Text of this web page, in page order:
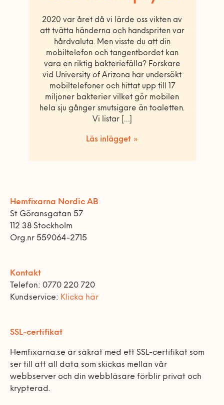
2020 var året då vi lärde oss vikten av
att tvätta händerna och handspriten var
hårdvaluta. Men visste du att din
mobiltelefon och tangentbordet kan
vara en riktig bakteriefälla? Forskare
vid University of Arizona har undersökt
mobiltelefoner och hittat upp till 17
miljoner bakterier vilket gör mobilen
hela sju gånger smutsigare än toaletten.
Vi listar […]
Läs inlägget »
Hemfixarna Nordic AB
St Göransgatan 57
112 38 Stockholm
Org.nr 559064-2715
Kontakt
Telefon: 0770 220 720
Kundservice: Klicka här
SSL-certifikat
Hemfixarna.se är säkrat med ett SSL-certifikat som
ser till att all data som skickas mellan vår
webbserver och din webbläsare förblir privat och
krypterad.